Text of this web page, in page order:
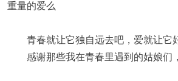
重量的爱么
青春就让它独自远去吧，爱就让它
感谢那些我在青春里遇到的姑娘们